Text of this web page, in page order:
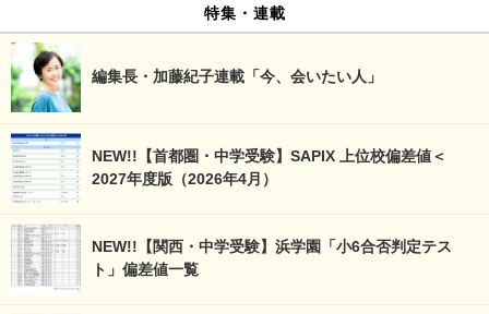
特集・連載
編集長・加藤紀子連載「今、会いたい人」
NEW!!【首都圏・中学受験】SAPIX 上位校偏差値＜
2027年度版（2026年4月）
NEW!!【関西・中学受験】浜学園「小6合否判定テス
ト」偏差値一覧